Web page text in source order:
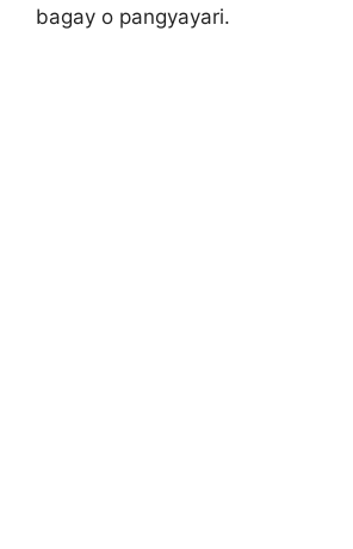
bagay o pangyayari.